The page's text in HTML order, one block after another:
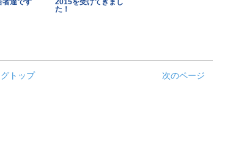
者達です
2015を受けてきまし
た！
トップ 次のページ